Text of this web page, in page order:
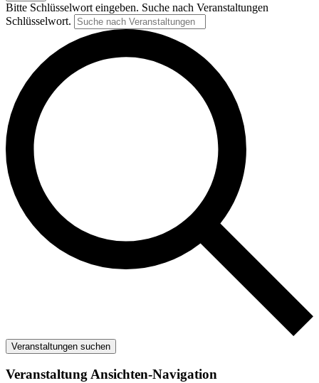
Bitte Schlüsselwort eingeben. Suche nach Veranstaltungen
Schlüsselwort.
Veranstaltungen suchen
Veranstaltung Ansichten-Navigation